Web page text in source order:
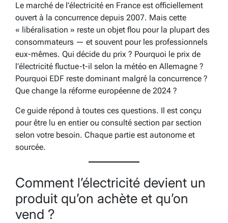
Le marché de l’électricité en France est officiellement
ouvert à la concurrence depuis 2007. Mais cette
« libéralisation » reste un objet flou pour la plupart des
consommateurs — et souvent pour les professionnels
eux-mêmes. Qui décide du prix ? Pourquoi le prix de
l’électricité fluctue-t-il selon la météo en Allemagne ?
Pourquoi EDF reste dominant malgré la concurrence ?
Que change la réforme européenne de 2024 ?
Ce guide répond à toutes ces questions. Il est conçu
pour être lu en entier ou consulté section par section
selon votre besoin. Chaque partie est autonome et
sourcée.
Comment l’électricité devient un
produit qu’on achète et qu’on
vend ?